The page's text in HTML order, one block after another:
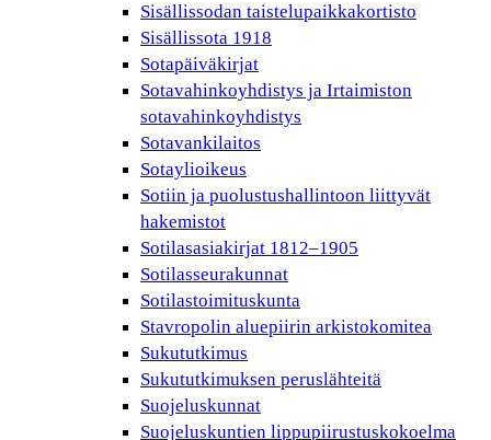
Sisällissodan taistelupaikkakortisto
Sisällissota 1918
Sotapäiväkirjat
Sotavahinkoyhdistys ja Irtaimiston
sotavahinkoyhdistys
Sotavankilaitos
Sotaylioikeus
Sotiin ja puolustushallintoon liittyvät
hakemistot
Sotilasasiakirjat 1812–1905
Sotilasseurakunnat
Sotilastoimituskunta
Stavropolin aluepiirin arkistokomitea
Sukututkimus
Sukututkimuksen peruslähteitä
Suojeluskunnat
Suojeluskuntien lippupiirustuskokoelma